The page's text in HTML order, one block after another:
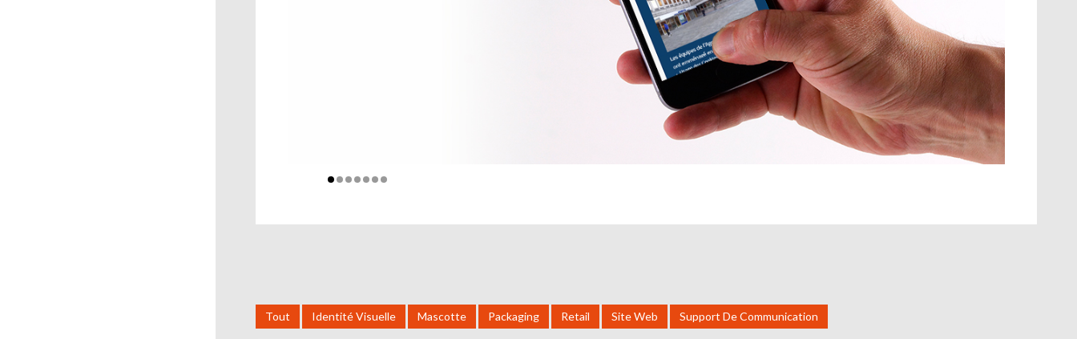
Tout Identité Visuelle Mascotte Packaging Retail Site Web Support De Communication